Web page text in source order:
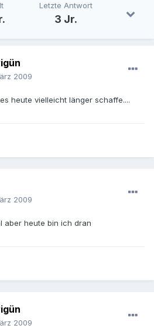
Letzte Antwort
3 Jr.
2009
heute vielleicht länger schaffe....
2009
aber heute bin ich dran
2009